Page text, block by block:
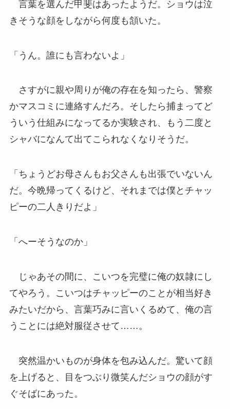
言葉を選んだ甲斐はあったようだ。ショウは泣
きそうな顔をしながら何度も頷いた。
「うん。誰にも言わないよ」
さすがに親や周りが俺の存在を知ったら、警察
かマスコミに連絡すんだろ。そしたら捕まってど
ういう仕組みになってるか実験され、もう二度と
シャバになんて出てこられなくなりそうだ。
「ちょうどお母さんもお父さんも出張でいないん
だ。今晩帰ってくるけど、それまでは僕とチャッ
ピーの二人きりだよ」
「へーそうなのか」
じゃあその間に、こいつを完璧に俺の奴隷にし
てやろう。こいつはチャッピーのことが相当好き
みたいだから、言葉巧みに言いくるめて、俺の言
うことには絶対服従させて……。
突然温かいものが身体を包み込んだ。驚いて顔
を上げると、目をつぶり微笑んだショウの顔がす
ぐそばにあった。